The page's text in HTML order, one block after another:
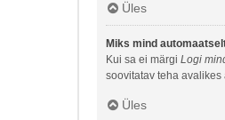
Üles
Miks mind
Kui sa ei märgi Logi
soovitatav teha
Üles